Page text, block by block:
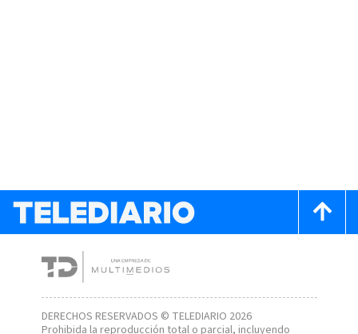
DERECHOS RESERVADOS © TELEDIARIO 2026
Prohibida la reproducción total o parcial, incluyendo